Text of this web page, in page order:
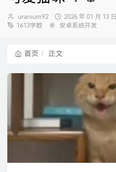
博
主：
uranium92
发
布
2026 年 01 月 13 日
1613字数
分
安卓系统开发
首页 正文